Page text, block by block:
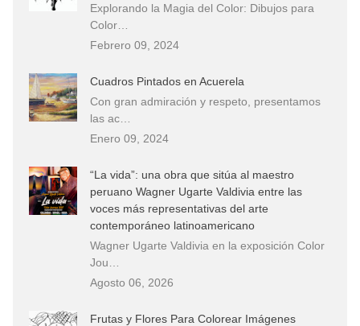
Explorando la Magia del Color: Dibujos para
Color…
Febrero 09, 2024
Cuadros Pintados en Acuerela
Con gran admiración y respeto, presentamos
las ac…
Enero 09, 2024
“La vida”: una obra que sitúa al maestro
peruano Wagner Ugarte Valdivia entre las
voces más representativas del arte
contemporáneo latinoamericano
Wagner Ugarte Valdivia en la exposición Color
Jou…
Agosto 06, 2026
Frutas y Flores Para Colorear Imágenes